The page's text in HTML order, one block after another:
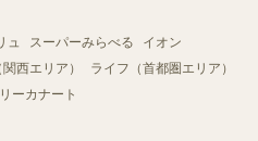
ュ スーパーみらべる
イオン
西エリア）
ライフ（首都圏エリア）
ーカナート